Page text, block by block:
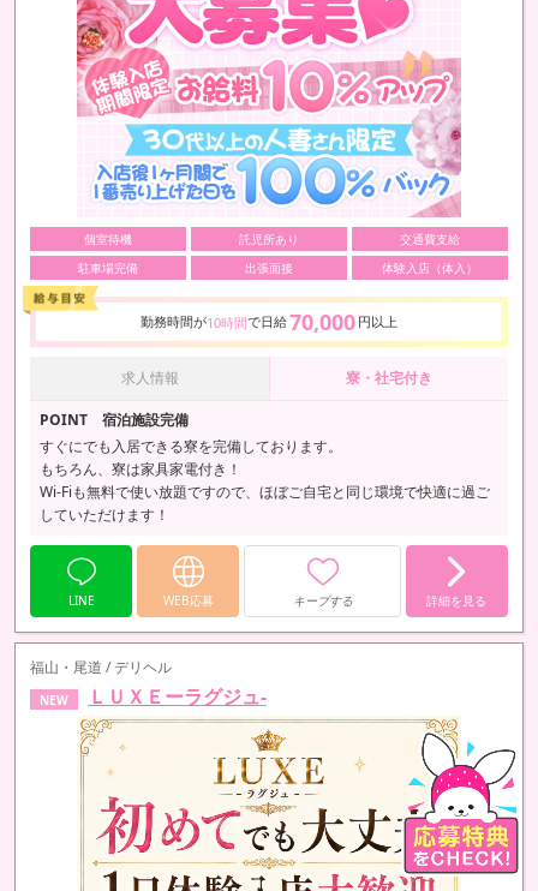
個室待機 託児所あり
交通費支給
駐車場完備
出張面接 体験入店（体入）
勤務時間が10時間で日給70,000 円以上
求人情報 寮・社宅付き
POINT 宿泊施設完備
すぐにでも入居できる寮を完備しております。
もちろん、寮は家具家電付き！
Wi-Fiも無料で使い放題ですので、ほぼご自宅と同じ環境で快適に過ご
していただけます！
LINE WEB応募 キープする 詳細を見る
福山・尾道 / デリヘル
NEW ＬＵＸＥーラグジュ-